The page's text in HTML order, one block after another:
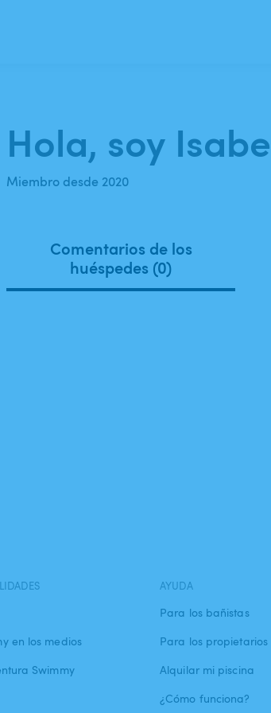
Hola, soy
Miembro desde 2020
Comentarios de los
huéspedes (0)
en los medios
Swimmy
AYUDA
Para los bañistas
Para los propietarios
Alquilar mi piscina
¿Cómo funciona?